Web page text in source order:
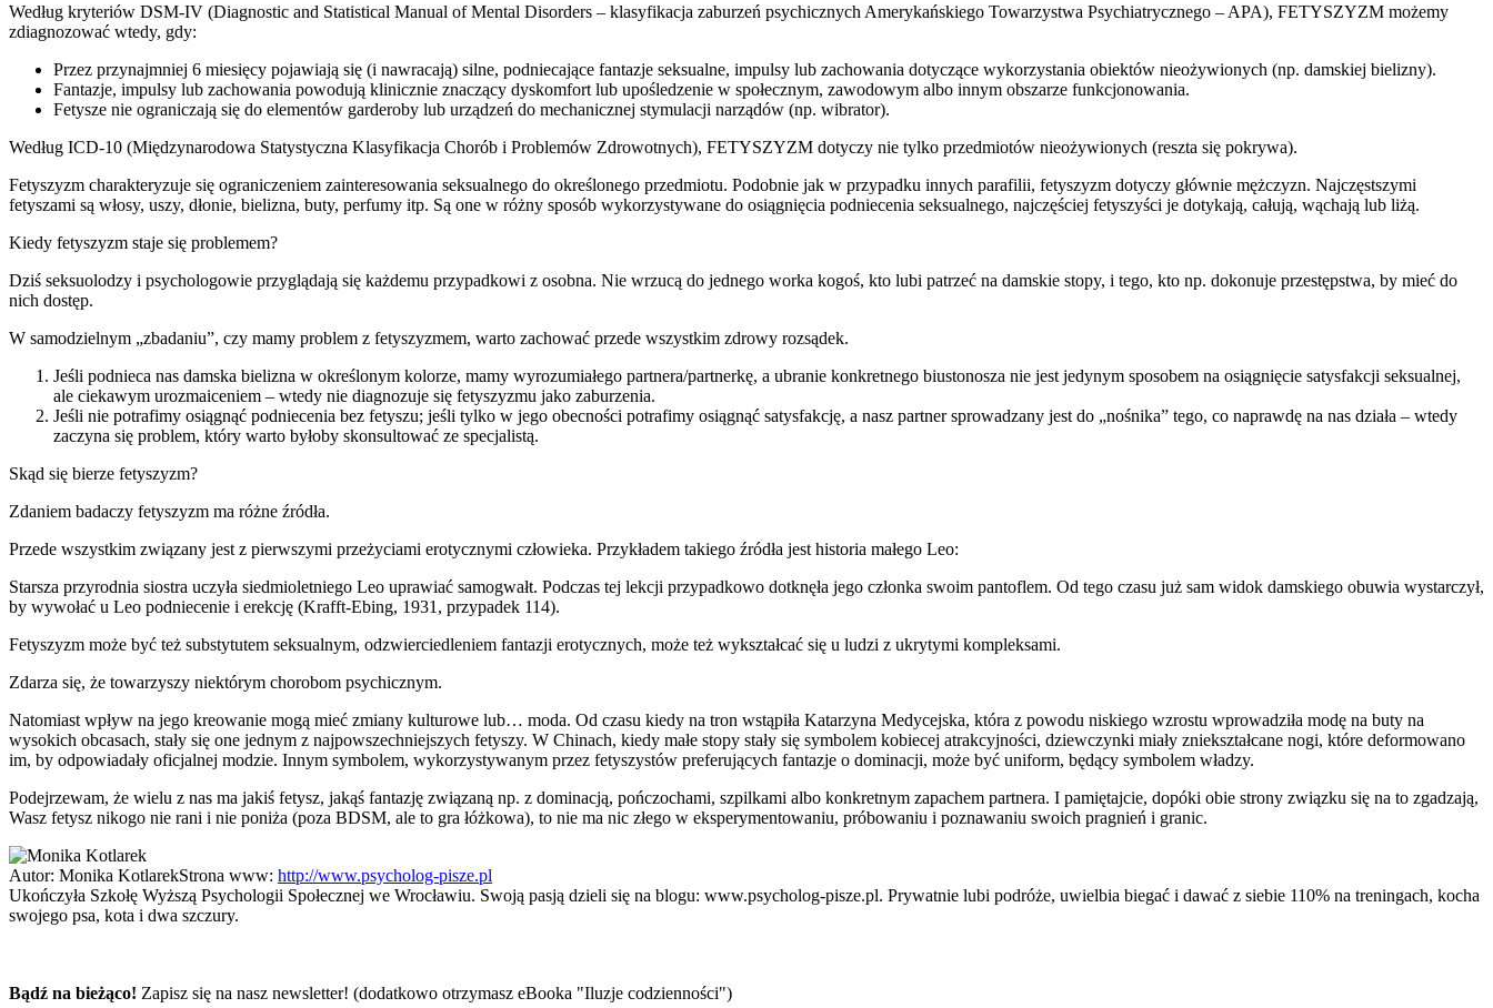
Według kryteriów DSM-IV (Diagnostic and Statistical Manual of Mental Disorders – klasyfikacja zaburzeń psychicznych Amerykańskiego Towarzystwa Psychiatrycznego – APA), FETYSZYZM możemy
zdiagnozować wtedy, gdy:
Przez przynajmniej 6 miesięcy pojawiają się (i nawracają) silne, podniecające fantazje seksualne, impulsy lub zachowania dotyczące wykorzystania obiektów nieożywionych (np. damskiej bielizny).
Fantazje, impulsy lub zachowania powodują klinicznie znaczący dyskomfort lub upośledzenie w społecznym, zawodowym albo innym obszarze funkcjonowania.
Fetysze nie ograniczają się do elementów garderoby lub urządzeń do mechanicznej stymulacji narządów (np. wibrator).
Według ICD-10 (Międzynarodowa Statystyczna Klasyfikacja Chorób i Problemów Zdrowotnych), FETYSZYZM dotyczy nie tylko przedmiotów nieożywionych (reszta się pokrywa).
Fetyszyzm charakteryzuje się ograniczeniem zainteresowania seksualnego do określonego przedmiotu. Podobnie jak w przypadku innych parafilii, fetyszyzm dotyczy głównie mężczyzn. Najczęstszymi
fetyszami są włosy, uszy, dłonie, bielizna, buty, perfumy itp. Są one w różny sposób wykorzystywane do osiągnięcia podniecenia seksualnego, najczęściej fetyszyści je dotykają, całują, wąchają lub liżą.
Kiedy fetyszyzm staje się problemem?
Dziś seksuolodzy i psychologowie przyglądają się każdemu przypadkowi z osobna. Nie wrzucą do jednego worka kogoś, kto lubi patrzeć na damskie stopy, i tego, kto np. dokonuje przestępstwa, by mieć do
nich dostęp.
W samodzielnym „zbadaniu”, czy mamy problem z fetyszyzmem, warto zachować przede wszystkim zdrowy rozsądek.
Jeśli podnieca nas damska bielizna w określonym kolorze, mamy wyrozumiałego partnera/partnerkę, a ubranie konkretnego biustonosza nie jest jedynym sposobem na osiągnięcie satysfakcji seksualnej,
ale ciekawym urozmaiceniem – wtedy nie diagnozuje się fetyszyzmu jako zaburzenia.
Jeśli nie potrafimy osiągnąć podniecenia bez fetyszu; jeśli tylko w jego obecności potrafimy osiągnąć satysfakcję, a nasz partner sprowadzany jest do „nośnika” tego, co naprawdę na nas działa – wtedy
zaczyna się problem, który warto byłoby skonsultować ze specjalistą.
Skąd się bierze fetyszyzm?
Zdaniem badaczy fetyszyzm ma różne źródła.
Przede wszystkim związany jest z pierwszymi przeżyciami erotycznymi człowieka. Przykładem takiego źródła jest historia małego Leo:
Starsza przyrodnia siostra uczyła siedmioletniego Leo uprawiać samogwałt. Podczas tej lekcji przypadkowo dotknęła jego członka swoim pantoflem. Od tego czasu już sam widok damskiego obuwia wystarczył,
by wywołać u Leo podniecenie i erekcję (Krafft-Ebing, 1931, przypadek 114).
Fetyszyzm może być też substytutem seksualnym, odzwierciedleniem fantazji erotycznych, może też wykształcać się u ludzi z ukrytymi kompleksami.
Zdarza się, że towarzyszy niektórym chorobom psychicznym.
Natomiast wpływ na jego kreowanie mogą mieć zmiany kulturowe lub… moda. Od czasu kiedy na tron wstąpiła Katarzyna Medycejska, która z powodu niskiego wzrostu wprowadziła modę na buty na
wysokich obcasach, stały się one jednym z najpowszechniejszych fetyszy. W Chinach, kiedy małe stopy stały się symbolem kobiecej atrakcyjności, dziewczynki miały zniekształcane nogi, które deformowano
im, by odpowiadały oficjalnej modzie. Innym symbolem, wykorzystywanym przez fetyszystów preferujących fantazje o dominacji, może być uniform, będący symbolem władzy.
Podejrzewam, że wielu z nas ma jakiś fetysz, jakąś fantazję związaną np. z dominacją, pończochami, szpilkami albo konkretnym zapachem partnera. I pamiętajcie, dopóki obie strony związku się na to zgadzają,
Wasz fetysz nikogo nie rani i nie poniża (poza BDSM, ale to gra łóżkowa), to nie ma nic złego w eksperymentowaniu, próbowaniu i poznawaniu swoich pragnień i granic.
Autor: Monika KotlarekStrona www: http://www.psycholog-pisze.pl
Ukończyła Szkołę Wyższą Psychologii Społecznej we Wrocławiu. Swoją pasją dzieli się na blogu: www.psycholog-pisze.pl. Prywatnie lubi podróże, uwielbia biegać i dawać z siebie 110% na treningach, kocha
swojego psa, kota i dwa szczury.
Bądź na bieżąco! Zapisz się na nasz newsletter! (dodatkowo otrzymasz eBooka "Iluzje codzienności")